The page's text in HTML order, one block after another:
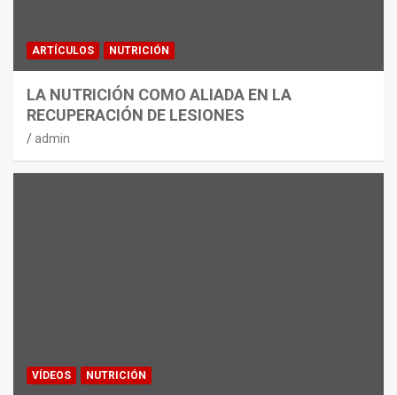
ARTÍCULOS NUTRICIÓN
LA NUTRICIÓN COMO ALIADA EN LA
RECUPERACIÓN DE LESIONES
admin
VÍDEOS NUTRICIÓN